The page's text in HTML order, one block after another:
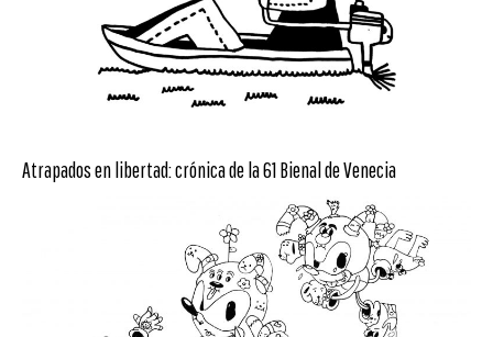
Atrapados en libertad: crónica de la 61 Bienal de Venecia